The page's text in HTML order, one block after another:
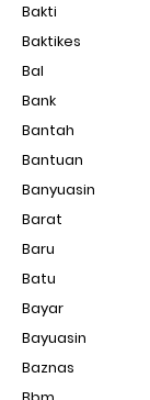
Bakti
Baktikes
Bal
Bank
Bantah
Bantuan
Banyuasin
Barat
Baru
Batu
Bayar
Bayuasin
Baznas